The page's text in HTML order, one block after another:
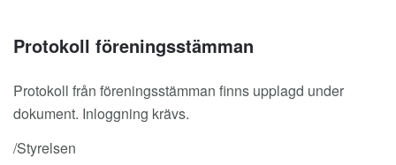
Protokoll föreningsstämman
Protokoll från föreningsstämman finns upplagd under
dokument. Inloggning krävs.
/Styrelsen